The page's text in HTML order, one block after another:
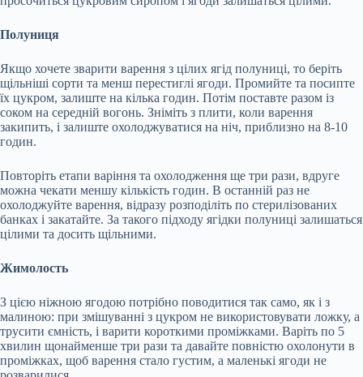
Полуниця
Якщо хочете зварити варення з цілих ягід полуниці, то беріть
щільніші сорти та менш перестиглі ягоди. Промийте та посипте
їх цукром, залиште на кілька годин. Потім поставте разом із
соком на середній вогонь. Зніміть з плити, коли варення
закипить, і залиште охолоджуватися на ніч, приблизно на 8-10
годин.
Повторіть етапи варіння та охолодження ще три рази, вдруге
можна чекати меншу кількість годин. В останній раз не
охолоджуйте варення, відразу розподіліть по стерилізованих
банках і закатайте. За такого підходу ягідки полуниці залишаться
цілими та досить щільними.
Жимолость
З цією ніжною ягодою потрібно поводитися так само, як і з
малиною: при змішуванні з цукром не використовувати ложку, а
трусити ємність, і варити короткими проміжками. Варіть по 5
хвилин щонайменше три рази та давайте повністю охолонути в
проміжках, щоб варення стало густим, а маленькі ягоди не